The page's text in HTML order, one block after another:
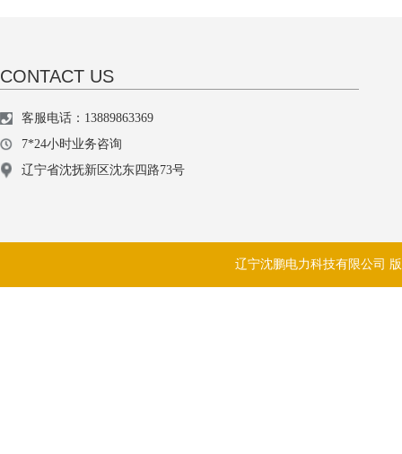
CONTACT US
客服电话：13889863369
7*24小时业务咨询
辽宁省沈抚新区沈东四路73号
辽宁沈鹏电力科技有限公司